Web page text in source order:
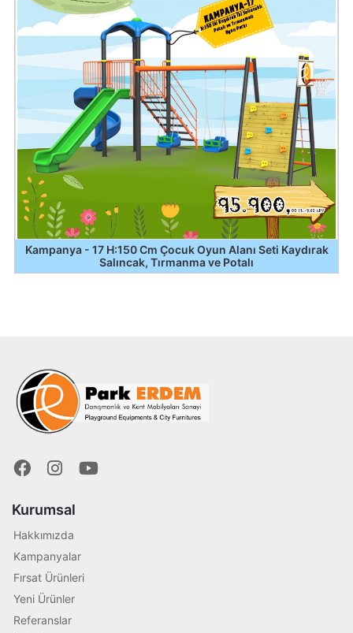
Kampanya - 17 H:150 Cm Çocuk Oyun Alanı Seti Kaydırak
Salıncak, Tırmanma ve Potalı
Kurumsal
Hakkımızda
Kampanyalar
Fırsat Ürünleri
Yeni Ürünler
Referanslar